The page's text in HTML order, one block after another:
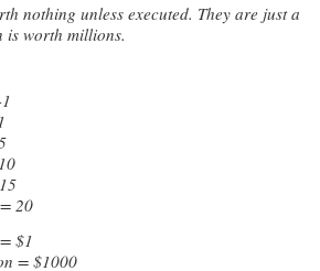
nothing unless executed. They are just a
is worth millions.
20
$1
= $1000